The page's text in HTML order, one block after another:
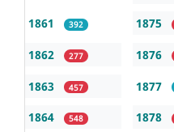
1861 392
1862 277
1863 457
1864 548
1875
1876
1877
1878